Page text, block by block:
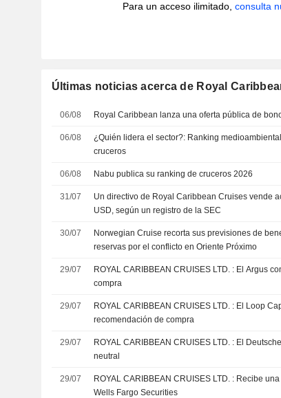
Para un acceso ilimitado, consulta
Últimas noticias acerca de Royal
06/08 Royal Caribbean lanza una oferta pública de
06/08
¿Quién lidera el sector?: Ranking
cruceros
06/08 Nabu publica su ranking de cruceros 2026
31/07
Un directivo de Royal Caribbean Cruises vende
USD, según un registro de la SEC
30/07
Norwegian Cruise recorta sus previsiones de
reservas por el conflicto en Oriente Próximo
29/07
ROYAL CARIBBEAN CRUISES LTD. : El Argus continua con un recomendación de
compra
29/07
ROYAL CARIBBEAN CRUISES LTD. : El Loop Capital continua con su
recomendación de compra
29/07
ROYAL CARIBBEAN CRUISES LTD. : El Deutsche Bank Securities se mantiene
neutral
29/07
ROYAL CARIBBEAN CRUISES LTD. : Recibe una recomendación de compra del
Wells Fargo Securities